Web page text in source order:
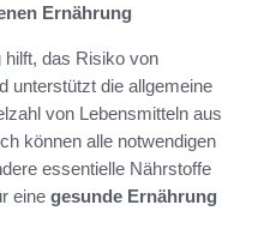
Ernährung
hilft, das Risiko von
unterstützt die allgemeine
von Lebensmitteln aus
können alle notwendigen
essentielle Nährstoffe
eine gesunde Ernährung